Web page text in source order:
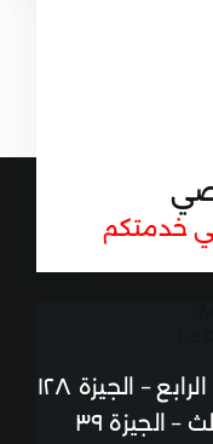
في خدمتكم
– الجيزة ١٢٨
– الجيزة ٣٩